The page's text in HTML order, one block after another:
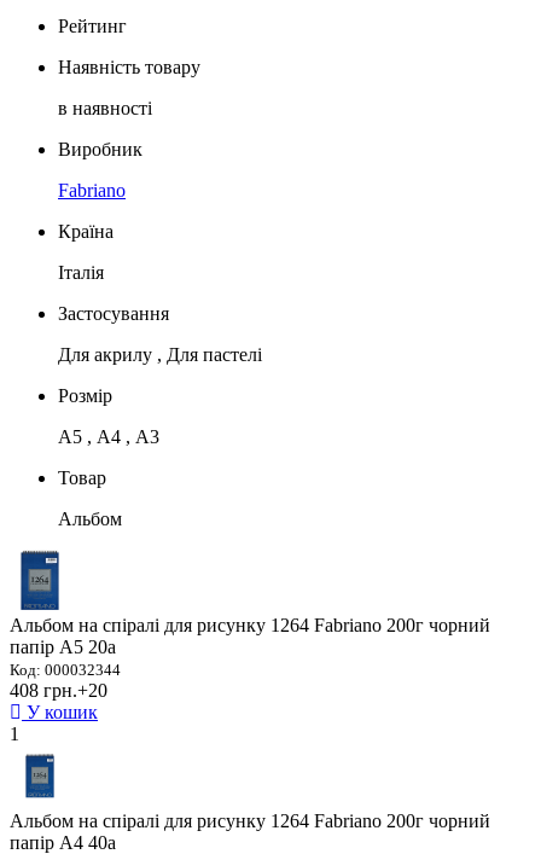
Рейтинг
Наявність товару
в наявності
Виробник
Fabriano
Країна
Італія
Застосування
Для акрилу , Для пастелі
Розмір
А5 , А4 , А3
Товар
Альбом
Альбом на спіралі для рисунку 1264 Fabriano 200г чорний
папір А5 20а
Код: 000032344
408 грн.+20
У кошик
1
Альбом на спіралі для рисунку 1264 Fabriano 200г чорний
папір А4 40а